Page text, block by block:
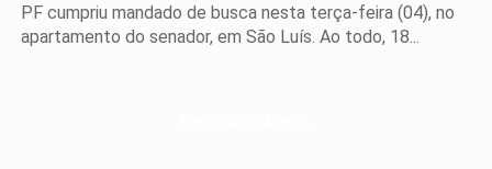
PF cumpriu mandado de busca nesta terça-feira (04), no
apartamento do senador, em São Luís. Ao todo, 18...